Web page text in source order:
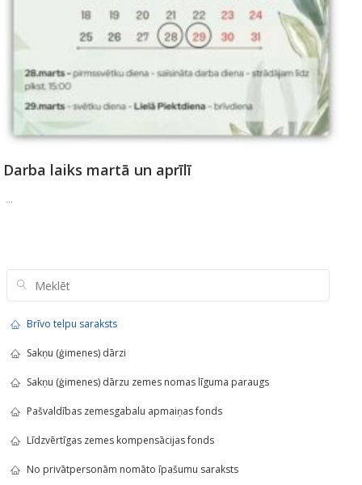
Darba laiks martā un aprīlī
...
Brīvo telpu saraksts
Sakņu (ģimenes) dārzi
Sakņu (ģimenes) dārzu zemes nomas līguma paraugs
Pašvaldības zemesgabalu apmaiņas fonds
Līdzvērtīgas zemes kompensācijas fonds
No privātpersonām nomāto īpašumu saraksts